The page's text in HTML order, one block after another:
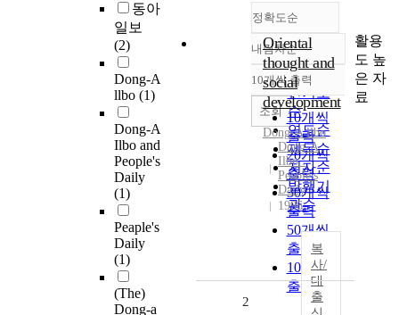
동아
일보
(2)
Dong-A
llbo (1)
Dong-A
Ilbo and
People's
Daily
(1)
Peaple's
Daily
(1)
(The)
Dong-a
정확도순
정확도
순
인기도
순
연도순
제목순
저자순
발행기
관순
내림차순
내림차순
10개씩 출력
10개씩
출력
20개씩
출력
30개씩
출력
50개씩
출력
100개씩
출력
조회
Oriental
thought and
social
development
Dong-A llbo
Dong-A
Ilbo :
Peaple's
Daily
1996
복
사/
대
출
2
활용
도 높
은 자
료